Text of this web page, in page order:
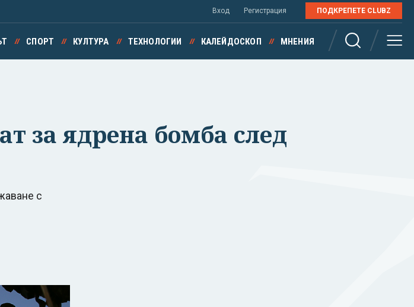
Вход Регистрация ПОДКРЕПЕТЕ CLUBZ
СПОРТ КУЛТУРА ТЕХНОЛОГИИ КАЛЕЙДОСКОП МНЕНИЯ
за ядрена бомба след
с